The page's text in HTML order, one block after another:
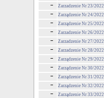
Zarzadzenie Nr 23/2022
Zarządzenie Nr 24/2022
Zarządzenie Nr 25/2022
Zarzadzenie Nr 26/2022
Zarzadzenie Nr 27/2022
Zarzadzenie Nr 28/2022
Zarządzenie Nr 29/2022
Zarządzenie Nr 30/2022
Zarządzenie Nr 31/2022
Zarządzenie Nr 32/2022
Zarządzenie Nr 33/2022